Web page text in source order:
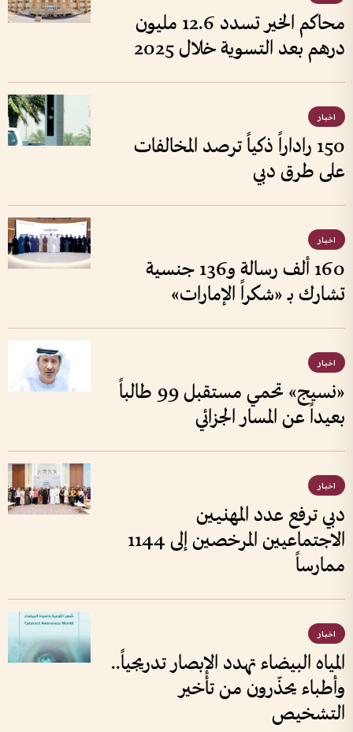
محاكم الخير تسدد 12.6 مليون
درهم بعد التسوية خلال 2025
اخبار
150 راداراً ذكياً ترصد المخالفات
على طرق دبي
اخبار
160 ألف رسالة و136 جنسية
تشارك بـ «شكراً الإمارات»
اخبار
«نسيج» تحمي مستقبل 99 طالباً
بعيداً عن المسار الجزائي
اخبار
دبي ترفع عدد المهنيين
الاجتماعيين المرخصين إلى 1144
ممارساً
اخبار
المياه البيضاء تهدد الإبصار تدريجياً..
وأطباء يحذّرون من تأخير
التشخيص